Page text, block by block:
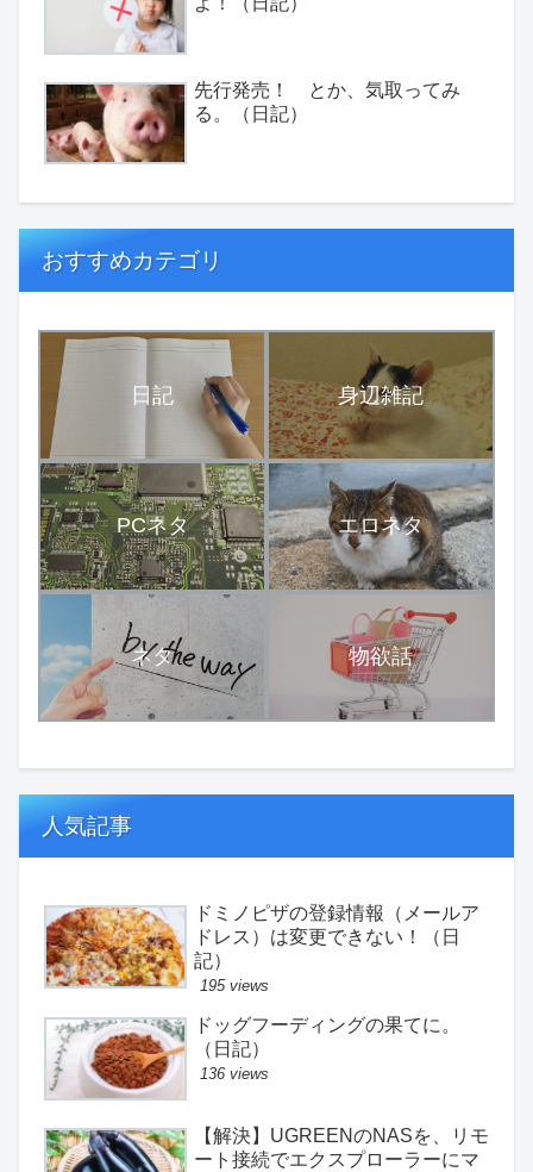
先行発売！ とか、気取ってみ
る。（日記）
おすすめカテゴリ
日記 身辺雑記
PCネタ エロネタ
ネタ 物欲話
人気記事
ドミノピザの登録情報（メールア
ドレス）は変更できない！（日
記）
195 views
ドッグフーディングの果てに。
（日記）
136 views
【解決】UGREENのNASを、リモ
ート接続でエクスプローラーにマ